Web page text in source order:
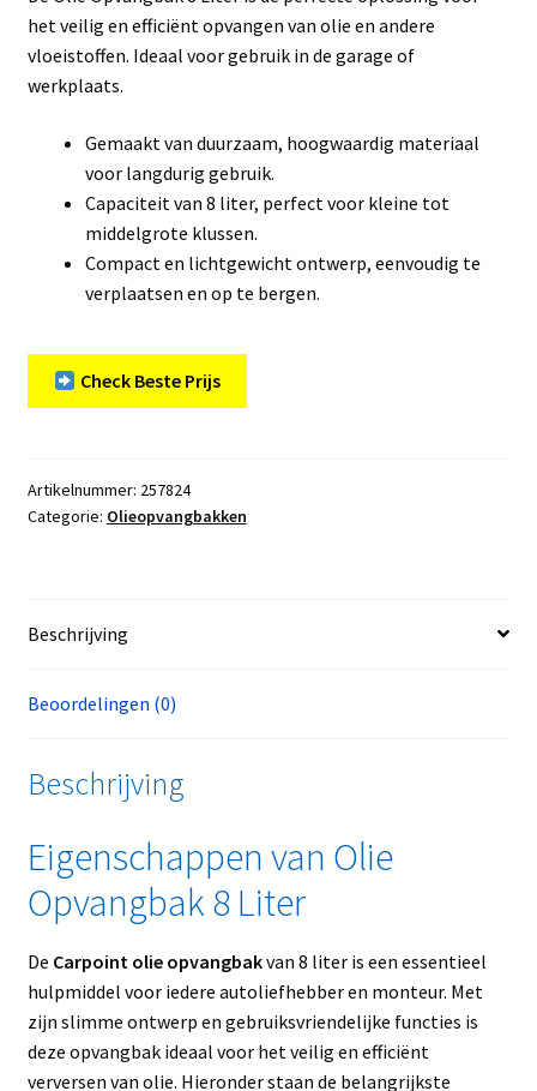
het veilig en efficiënt opvangen van olie en andere
vloeistoffen. Ideaal voor gebruik in de garage of
werkplaats.
Gemaakt van duurzaam, hoogwaardig materiaal
voor langdurig gebruik.
Capaciteit van 8 liter, perfect voor kleine tot
middelgrote klussen.
Compact en lichtgewicht ontwerp, eenvoudig te
verplaatsen en op te bergen.
Check Beste Prijs
Artikelnummer: 257824
Categorie: Olieopvangbakken
Beschrijving
Beoordelingen (0)
Beschrijving
Eigenschappen van Olie
Opvangbak 8 Liter
De Carpoint olie opvangbakvan 8 liter is een essentieel
hulpmiddel voor iedere autoliefhebber en monteur. Met
zijn slimme ontwerp en gebruiksvriendelijke functies is
deze opvangbak ideaal voor het veilig en efficiënt
verversen van olie. Hieronder staan de belangrijkste